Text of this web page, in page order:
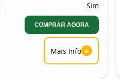
Sim
COMPRAR AGORA
Mais Info +